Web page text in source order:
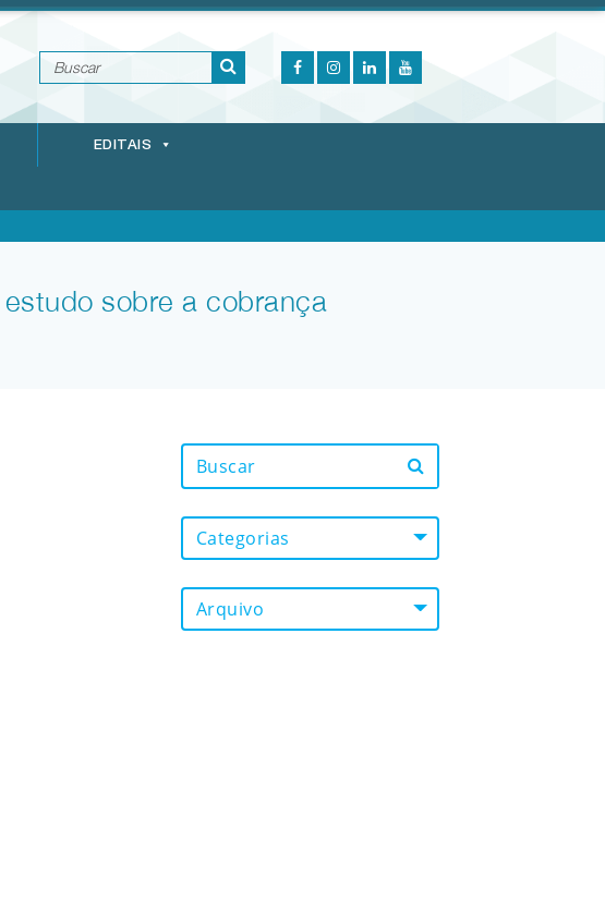
EDITAIS
sobre a cobrança
Categorias
Arquivo